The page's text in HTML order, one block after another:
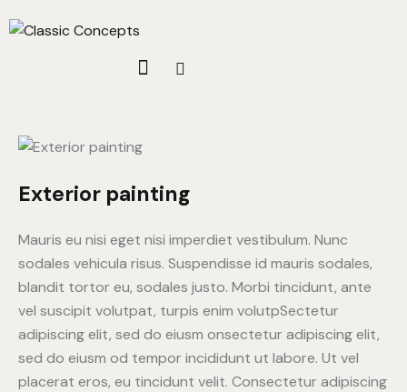
Exterior painting
Mauris eu nisi eget nisi imperdiet vestibulum. Nunc
sodales vehicula risus. Suspendisse id mauris sodales,
blandit tortor eu, sodales justo. Morbi tincidunt, ante
vel suscipit volutpat, turpis enim volutpSectetur
adipiscing elit, sed do eiusm onsectetur adipiscing elit,
sed do eiusm od tempor incididunt ut labore. Ut vel
placerat eros, eu tincidunt velit. Consectetur adipiscing